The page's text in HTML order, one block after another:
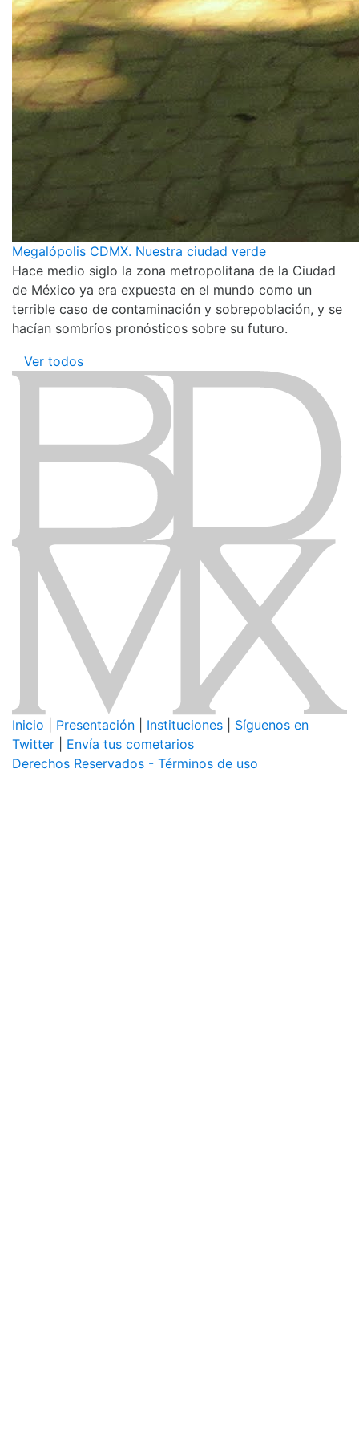
Megalópolis CDMX. Nuestra ciudad verde
Hace medio siglo la zona metropolitana de la Ciudad
de México ya era expuesta en el mundo como un
terrible caso de contaminación y sobrepoblación, y se
hacían sombríos pronósticos sobre su futuro.
Ver todos
Inicio Presentación Instituciones
Síguenos en
Twitter
Envía tus cometarios
Derechos Reservados - Términos de uso